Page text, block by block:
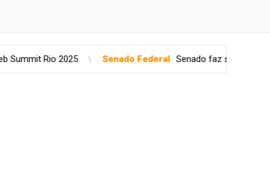
Senado Federal Senado faz semana de esforço